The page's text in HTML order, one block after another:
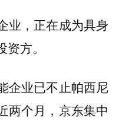
业，正在成为具身
方。
企业已不止帕西尼
两个月，京东集中